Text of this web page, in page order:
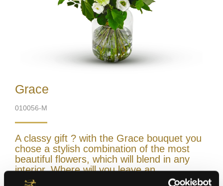
Grace
010056-M
A classy gift ? with the Grace bouquet you
chose a stylish combination of the most
beautiful flowers, which will blend in any
interior. Where will you leave an
unforgettable impression ?